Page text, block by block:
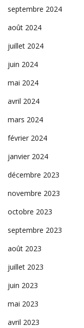
septembre 2024
août 2024
juillet 2024
juin 2024
mai 2024
avril 2024
mars 2024
février 2024
janvier 2024
décembre 2023
novembre 2023
octobre 2023
septembre 2023
août 2023
juillet 2023
juin 2023
mai 2023
avril 2023